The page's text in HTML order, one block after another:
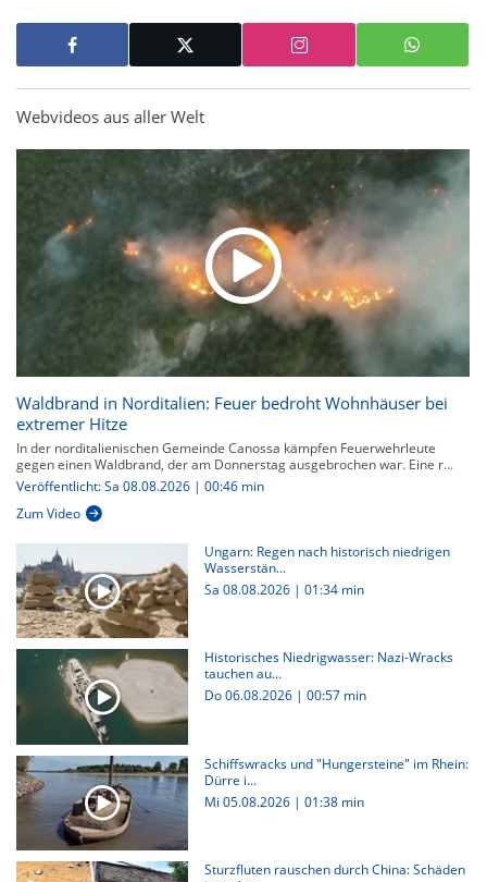
Webvideos aus aller Welt
Waldbrand in Norditalien: Feuer bedroht Wohnhäuser bei
extremer Hitze
In der norditalienischen Gemeinde Canossa kämpfen Feuerwehrleute
gegen einen Waldbrand, der am Donnerstag ausgebrochen war. Eine r...
Veröffentlicht: Sa 08.08.2026 | 00:46 min
Zum Video
Ungarn: Regen nach historisch niedrigen
Wasserstän...
Sa 08.08.2026 | 01:34 min
Historisches Niedrigwasser: Nazi-Wracks
tauchen au...
Do 06.08.2026 | 00:57 min
Schiffswracks und "Hungersteine" im Rhein:
Dürre i...
Mi 05.08.2026 | 01:38 min
Sturzfluten rauschen durch China: Schäden